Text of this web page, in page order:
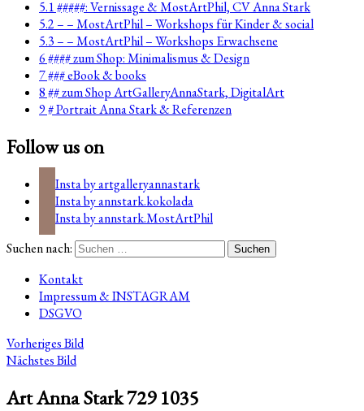
5.1 #####: Vernissage & MostArtPhil, CV Anna Stark
5.2 – – MostArtPhil – Workshops für Kinder & social
5.3 – – MostArtPhil – Workshops Erwachsene
6 #### zum Shop: Minimalismus & Design
7 ### eBook & books
8 ## zum Shop ArtGalleryAnnaStark, DigitalArt
9 # Portrait Anna Stark & Referenzen
Follow us on
Insta by artgalleryannastark
Insta by annstark.kokolada
Insta by annstark.MostArtPhil
Suchen nach:
Kontakt
Impressum & INSTAGRAM
DSGVO
Vorheriges Bild
Nächstes Bild
Art Anna Stark 729 1035